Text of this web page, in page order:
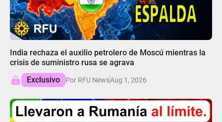
India rechaza el auxilio petrolero de Moscú mientras la
crisis de suministro rusa se agrava
Exclusivo
Por RFU NewsAug 1, 2026